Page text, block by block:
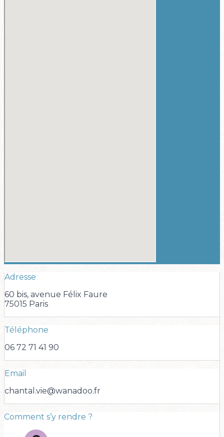
Adresse
60 bis, avenue Félix Faure
75015 Paris
Téléphone
06 72 71 41 90
Email
chantal.vie@wanadoo.fr
Comment s’y rendre ?